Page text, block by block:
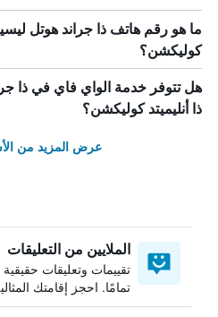
ما هو رقم هاتف ذا جراند هوتل
كوليكشن؟
هل تتوفر خدمة الواي فاي في ذا
ذا أنليميتد كوليكشن؟
عرض المزيد من
الملايين من التعليقات
تقييمات وتعليقات
تمامًا. احجز إقامتك